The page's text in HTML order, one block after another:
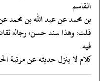
القاسم
‏‏‏‏بن محمد عن عبد الله بن محمد
‏‏‏‏قلت: وهذا سند حسن، رجاله
فيه
‏‏‏‏كلام لا ينزل حديثه عن مرتبة